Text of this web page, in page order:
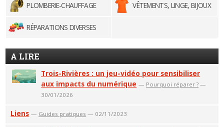
PLOMBERIE-CHAUFFAGE VÊTEMENTS, LINGE, BIJOUX
RÉPARATIONS DIVERSES
A LIRE
Trois-Rivières : un jeu-vidéo pour sensibiliser
aux impacts du numérique — Pourquoi réparer ? —
30/01/2026
Liens — Guides pratiques — 02/11/2023